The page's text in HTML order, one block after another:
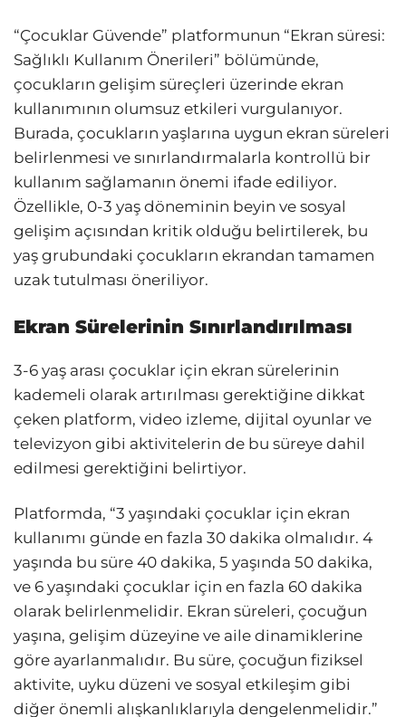
“Çocuklar Güvende” platformunun “Ekran süresi:
Sağlıklı Kullanım Önerileri” bölümünde,
çocukların gelişim süreçleri üzerinde ekran
kullanımının olumsuz etkileri vurgulanıyor.
Burada, çocukların yaşlarına uygun ekran süreleri
belirlenmesi ve sınırlandırmalarla kontrollü bir
kullanım sağlamanın önemi ifade ediliyor.
Özellikle, 0-3 yaş döneminin beyin ve sosyal
gelişim açısından kritik olduğu belirtilerek, bu
yaş grubundaki çocukların ekrandan tamamen
uzak tutulması öneriliyor.
Ekran Sürelerinin Sınırlandırılması
3-6 yaş arası çocuklar için ekran sürelerinin
kademeli olarak artırılması gerektiğine dikkat
çeken platform, video izleme, dijital oyunlar ve
televizyon gibi aktivitelerin de bu süreye dahil
edilmesi gerektiğini belirtiyor.
Platformda, “3 yaşındaki çocuklar için ekran
kullanımı günde en fazla 30 dakika olmalıdır. 4
yaşında bu süre 40 dakika, 5 yaşında 50 dakika,
ve 6 yaşındaki çocuklar için en fazla 60 dakika
olarak belirlenmelidir. Ekran süreleri, çocuğun
yaşına, gelişim düzeyine ve aile dinamiklerine
göre ayarlanmalıdır. Bu süre, çocuğun fiziksel
aktivite, uyku düzeni ve sosyal etkileşim gibi
diğer önemli alışkanlıklarıyla dengelenmelidir.”